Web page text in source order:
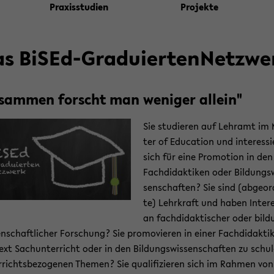
Pra­xis­stu­di­en Pro­jek­te
BiSEd-​
forscht man we­ni­ger al­lein"
Sie stu­die­ren auf Lehr­amt im
ter of Edu­ca­ti­on und
sich für eine Pro­mo­ti­on in den
Fach­di­dak­ti­ken oder
sen­schaf­ten? Sie sind
te) Lehr­kraft und haben
an fach­di­dak­ti­scher oder
For­schung? Sie pro­mo­vie­ren in einer
Sach­un­ter­richt oder in den Bil­dungs­wis­sen­schaf­ten zu
The­men? Sie qua­li­fi­zie­ren sich im Rah­men